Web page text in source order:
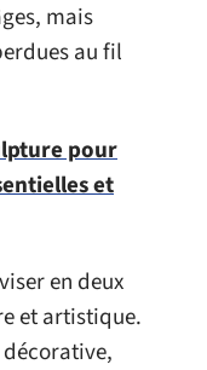
mais
au fil
pour
et
en deux
et artistique.